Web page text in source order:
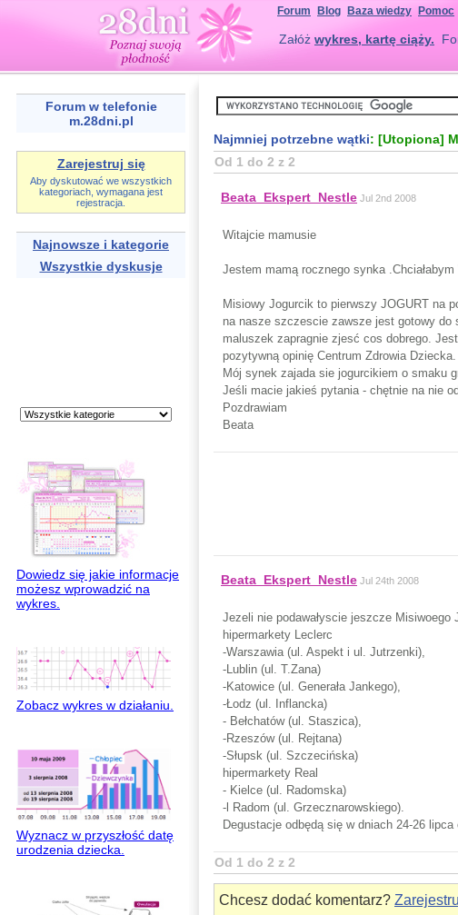
Forum Blog Baza wiedzy Pomoc
Załóż wykres, kartę ciąży.
Forum w telefonie
m.28dni.pl
Zarejestruj się
Aby dyskutować we wszystkich
kategoriach, wymagana jest
rejestracja.
Najnowsze i kategorie
Wszystkie dyskusje
Dowiedz się jakie informacje
możesz wprowadzić na
wykres.
Zobacz wykres w działaniu.
Wyznacz w przyszłość datę
urodzenia dziecka.
Najmniej potrzebne wątki: [Utopiona]
Od 1 do 2 z 2
Beata_Ekspert_Nestle Jul 2nd 2008
Witajcie mamusie
Jestem mamą rocznego synka
Misiowy Jogurcik to pierwszy JOGURT na
na nasze szczescie zawsze jest gotowy
maluszek zapragnie zjesć cos dobrego.
pozytywną opinię Centrum Zdrowia
Mój synek zajada sie jogurcikiem o smaku
Jeśli macie jakieś pytania - chętnie na nie
Pozdrawiam
Beata
Beata_Ekspert_Nestle Jul 24th 2008
Jezeli nie podawałyscie jeszcze
hipermarkety Leclerc
-Warszawia (ul. Aspekt i ul. Jutrzenki),
-Lublin (ul. T.Zana)
-Katowice (ul. Generała Jankego),
-Łodz (ul. Inflancka)
- Bełchatów (ul. Staszica),
-Rzeszów (ul. Rejtana)
-Słupsk (ul. Szczecińska)
hipermarkety Real
- Kielce (ul. Radomska)
-l Radom (ul. Grzecznarowskiego).
Degustacje odbędą się w dniach 24-26
Od 1 do 2 z 2
Chcesz dodać komentarz?